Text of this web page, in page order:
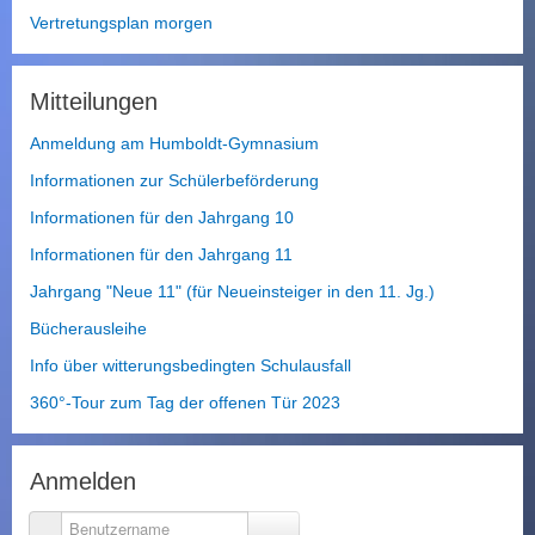
h
s
c
e
n
Vertretungsplan morgen
Mitteilungen
Anmeldung am Humboldt-Gymnasium
Informationen zur Schülerbeförderung
Informationen für den Jahrgang 10
Informationen für den Jahrgang 11
Jahrgang "Neue 11" (für Neueinsteiger in den 11. Jg.)
Bücherausleihe
Info über witterungsbedingten Schulausfall
360°-Tour zum Tag der offenen Tür 2023
Anmelden
Benutzername